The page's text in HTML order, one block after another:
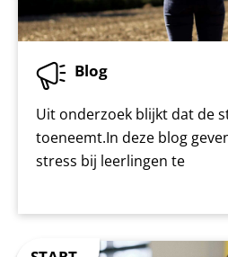
Blog
Uit onderzoek blijkt dat de
toeneemt.In deze blog
stress bij leerlingen te